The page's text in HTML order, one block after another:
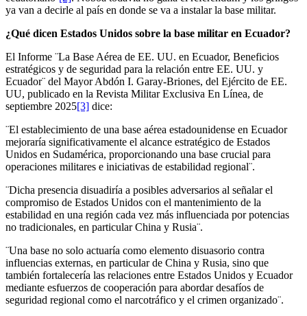
ya van a decirle al país en donde se va a instalar la base militar.
¿Qué dicen Estados Unidos sobre la base militar en Ecuador?
El Informe ¨La Base Aérea de EE. UU. en Ecuador, Beneficios
estratégicos y de seguridad para la relación entre EE. UU. y
Ecuador¨ del Mayor Abdón I. Garay-Briones, del Ejército de EE.
UU, publicado en la Revista Militar Exclusiva En Línea, de
septiembre 2025[3] dice:
¨El establecimiento de una base aérea estadounidense en Ecuador
mejoraría significativamente el alcance estratégico de Estados
Unidos en Sudamérica, proporcionando una base crucial para
operaciones militares e iniciativas de estabilidad regional¨.
¨Dicha presencia disuadiría a posibles adversarios al señalar el
compromiso de Estados Unidos con el mantenimiento de la
estabilidad en una región cada vez más influenciada por potencias
no tradicionales, en particular China y Rusia¨.
¨Una base no solo actuaría como elemento disuasorio contra
influencias externas, en particular de China y Rusia, sino que
también fortalecería las relaciones entre Estados Unidos y Ecuador
mediante esfuerzos de cooperación para abordar desafíos de
seguridad regional como el narcotráfico y el crimen organizado¨.